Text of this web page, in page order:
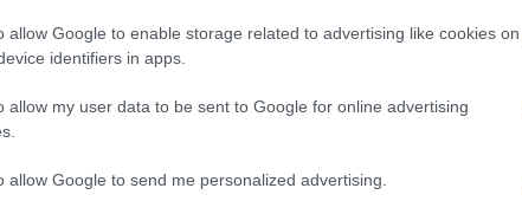
allow Google to enable storage related to advertising like cookies on
identifiers in apps.
allow my user data to be sent to Google for online advertising
allow Google to send me personalized advertising.
δεν υπολογίζει στους
είναι η κατάσταση τουΤάιλερ Ντόρσεϊ.
στρέφεται στις επιλογές των
εκτός δωδεκάδας είχαν μείνει ο